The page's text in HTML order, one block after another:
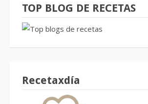
TOP BLOG DE RECETAS
Recetaxdía